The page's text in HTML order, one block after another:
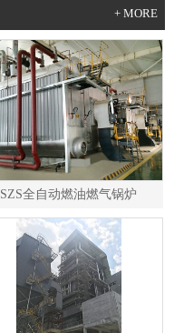
+ MORE
SZS全自动燃油燃气锅炉